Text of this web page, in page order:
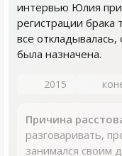
интервью Юлия
регистрации брака
все откладывалась,
была назначена.
2015
Причина
разговаривать,
занимался своим